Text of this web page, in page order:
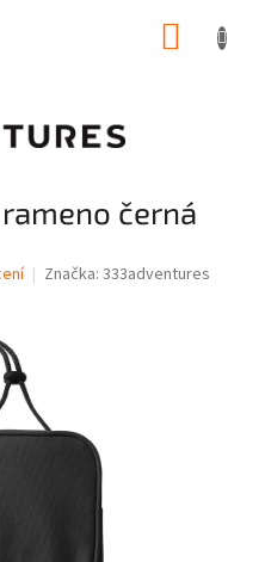
černá
Značka: 333adventures